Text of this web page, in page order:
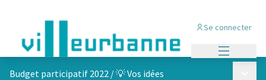
Se connecter
Budget participatif 2022 /💡 Vos idées